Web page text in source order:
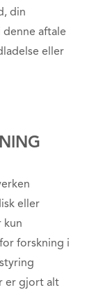
din
aftale
eller
eller
kun
forskning i
er gjort alt